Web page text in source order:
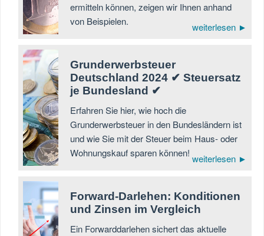
ermitteln können, zeigen wir Ihnen anhand
von Beispielen.
weiterlesen ►
Grunderwerbsteuer
Deutschland 2024 ✔ Steuersatz
je Bundesland ✔
Erfahren Sie hier, wie hoch die
Grunderwerbsteuer in den Bundesländern ist
und wie Sie mit der Steuer beim Haus- oder
Wohnungskauf sparen können! weiterlesen ►
Forward-Darlehen: Konditionen
und Zinsen im Vergleich
Ein Forwarddarlehen sichert das aktuelle